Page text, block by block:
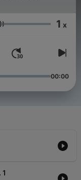
Volumen 1 x
00:00